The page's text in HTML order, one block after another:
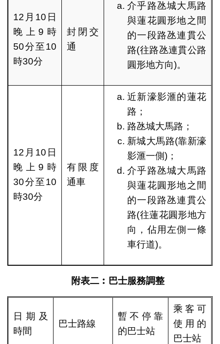
12月10日
晚上9時
50分至10
時30分
封閉交
通
介乎路氹城大馬路
與蓮花圓形地之間
的一段路氹連貫公
路(往路氹連貫公路
圓形地方向)。
12月10日
晚上9時
30分至10
時30分
有限度
通車
近新濠影滙的蓮花
路；
路氹城大馬路；
新城大馬路(靠新濠
影滙一側)；
介乎路氹城大馬路
與蓮花圓形地之間
的一段路氹連貫公
路(往蓮花圓形地方
向，佔用左側一條
車行道)。
附表二︰巴士服務調整
日期及
時間
巴士路線
暫不停靠
的巴士站
乘客可
使用的
巴士站